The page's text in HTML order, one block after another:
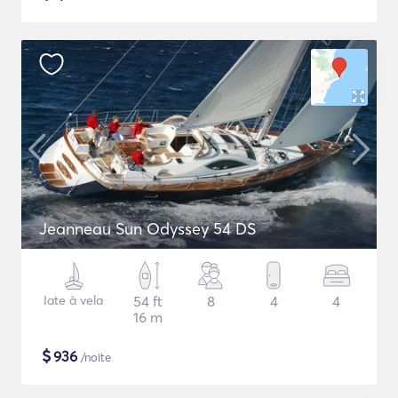
Jeanneau Sun Odyssey 54 DS
Iate à vela
54 ft
16 m
8 4 4
$936 /noite